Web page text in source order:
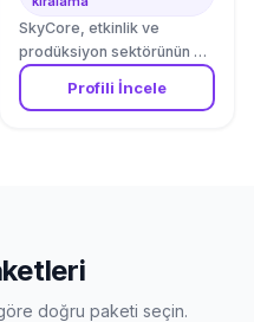
SkyCore, etkinlik ve
prodüksiyon sektörünün en
güncel havadan çekim ve
drone kiralama ihtiyaçlarını
bu yana etkinlik
ajanslarına ve prodüksiyon
Profili İncele
doğru paketi seçin.